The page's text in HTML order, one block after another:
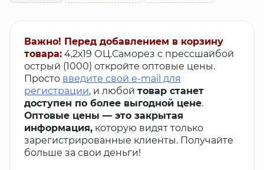
Важно! Перед добавлением в корзину
товара: 4,2х19 ОЦ.Саморез с прессшайбой
острый (1000) откройте оптовые цены.
Просто введите свой e-mail для
регистрации, и любой товар станет
доступен по более выгодной цене.
Оптовые цены — это закрытая
информация, которую видят только
зарегистрированные клиенты. Получайте
больше за свои деньги!